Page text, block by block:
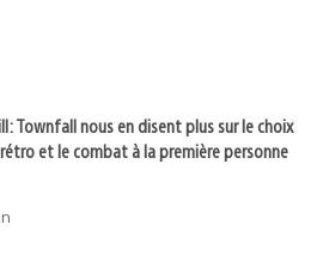
Townfall nous en disent plus sur le choix
et le combat à la première personne